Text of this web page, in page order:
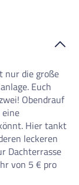
nur die große
Euch
Obendrauf
Hier tankt
leckeren
Dachterrasse
von 5 € pro